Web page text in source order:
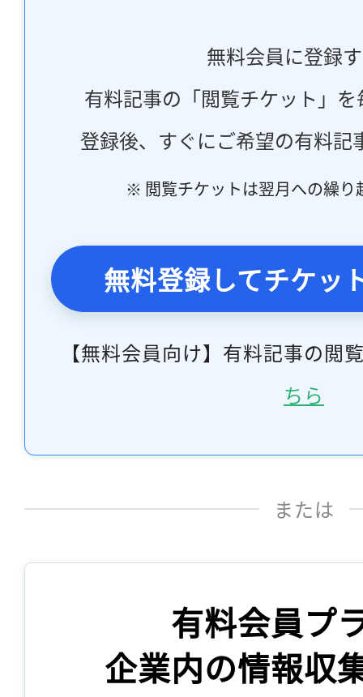
無料会員に登録
有料記事の「閲覧チケット」
登録後、すぐにご希望の有料記
※ 閲覧チケットは翌月への繰り
無料登録してチケッ
【無料会員向け】有料記事の閲
ちら
または
有料会員プ
企業内の情報収